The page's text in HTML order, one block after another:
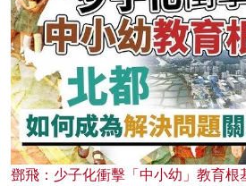
鄧飛：少子化衝擊「中小幼」教育根